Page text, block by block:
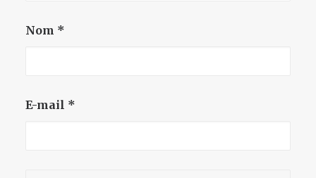
Nom *
E-mail *